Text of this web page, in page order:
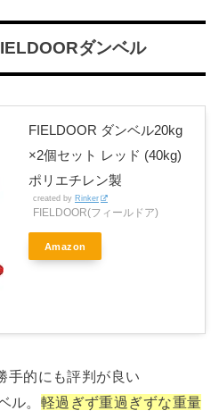
ダンベル
FIELDOOR ダンベル20kg
×2個セット レッド (40kg)
ポリエチレン製
created by Rinker
FIELDOOR(フィールドア)
Amazon
手的にも評判が良い
ル。 軽過ぎず重過ぎずな重量